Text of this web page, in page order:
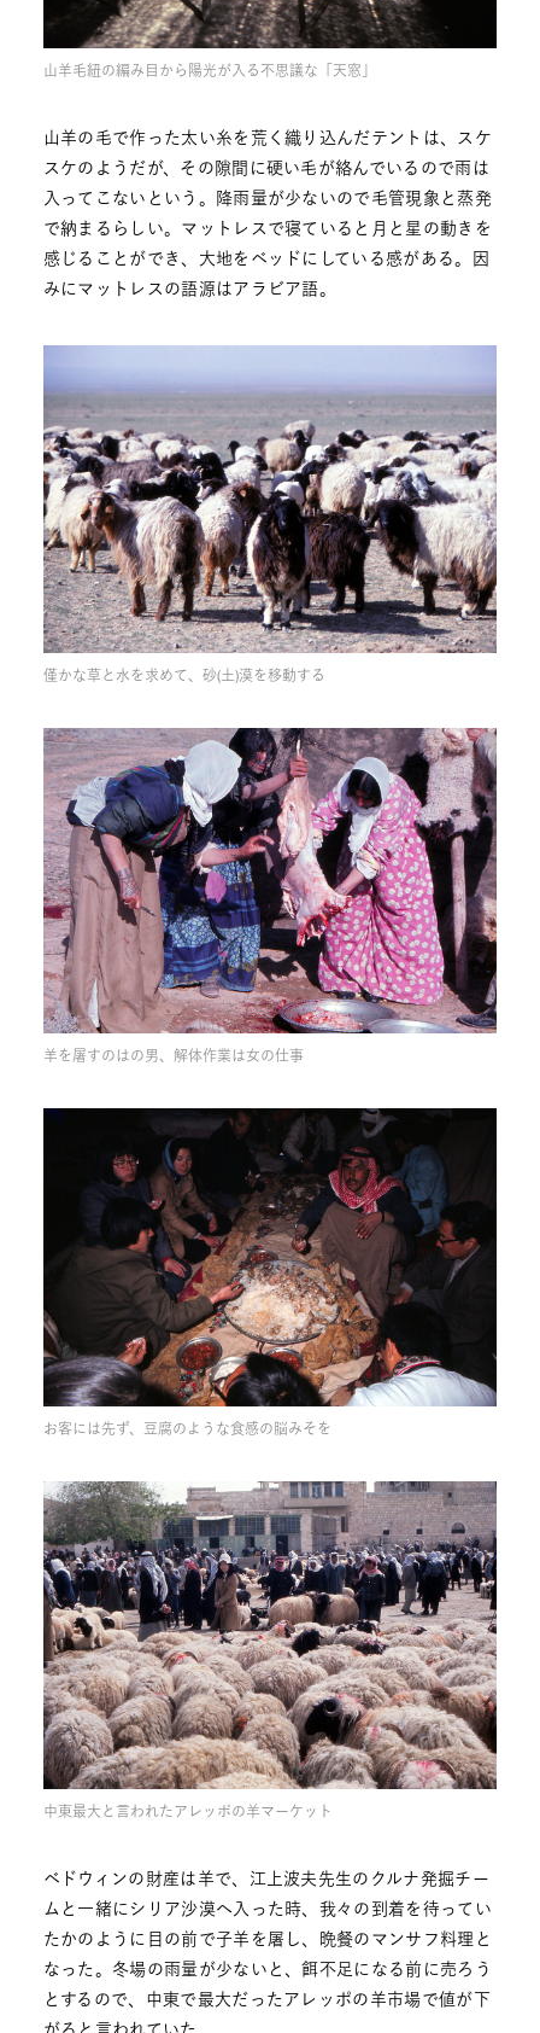
山羊毛紐の編み目から陽光が入る不思議な「天窓」
山羊の毛で作った太い糸を荒く織り込んだテントは、スケ
スケのようだが、その隙間に硬い毛が絡んでいるので雨は
入ってこないという。降雨量が少ないので毛管現象と蒸発
で納まるらしい。マットレスで寝ていると月と星の動きを
感じることができ、大地をベッドにしている感がある。因
みにマットレスの語源はアラビア語。
僅かな草と水を求めて、砂(土)漠を移動する
羊を屠すのはの男、解体作業は女の仕事
お客には先ず、豆腐のような食感の脳みそを
中東最大と言われたアレッポの羊マーケット
ベドウィンの財産は羊で、江上波夫先生のクルナ発掘チー
ムと一緒にシリア沙漠へ入った時、我々の到着を待ってい
たかのように目の前で子羊を屠し、晩餐のマンサフ料理と
なった。冬場の雨量が少ないと、餌不足になる前に売ろう
とするので、中東で最大だったアレッポの羊市場で値が下